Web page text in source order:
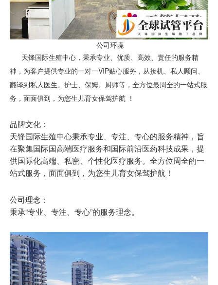
公司环境
天锋国际生殖中心，秉承专业、优质、高效、责任的服务精
神，为客户提供专业的一对一VIP贴心服务，从接机、私人顾问、
翻译到私人医生、护士、保姆、厨师等，全方位最周全的一站式服
务，面面俱到，为您生儿育女保驾护航 ！
品牌文化：
天锋国际生殖中心秉承专业、专注、专心的服务精神，旨
在聚集国际国高端医疗服务和国际前沿医药科技成果，提
供国际化高端、私密、个性化医疗服务。全方位周全的一
站式服务，面面俱到，为您生儿育女保驾护航！
公司理念：
秉承“专业、专注、专心”的服务理念。